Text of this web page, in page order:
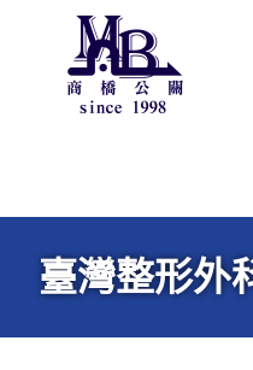
臺灣整形外